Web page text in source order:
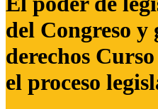
del Congreso
derechos
el proceso